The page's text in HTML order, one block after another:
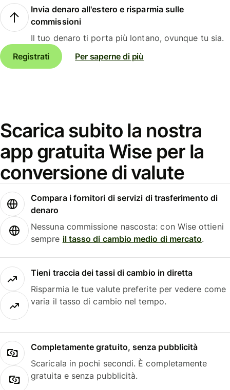
Invia denaro all'estero e risparmia sulle
commissioni
Il tuo denaro ti porta più lontano, ovunque tu sia.
Registrati
Per saperne di più
Scarica subito la nostra
app gratuita Wise per la
conversione di valute
Compara i fornitori di servizi di trasferimento di
denaro
Nessuna commissione nascosta: con Wise ottieni
sempre il tasso di cambio medio di mercato.
Tieni traccia dei tassi di cambio in diretta
Risparmia le tue valute preferite per vedere come
varia il tasso di cambio nel tempo.
Completamente gratuito, senza pubblicità
Scaricala in pochi secondi. È completamente
gratuita e senza pubblicità.